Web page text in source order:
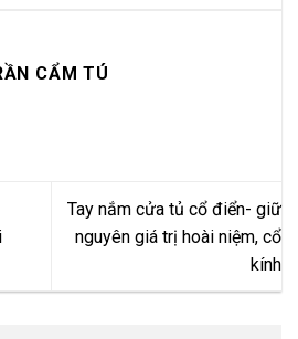
CẨM TÚ
Tay nắm cửa tủ cổ điển- giữ
nguyên giá trị hoài niệm, cổ
kính